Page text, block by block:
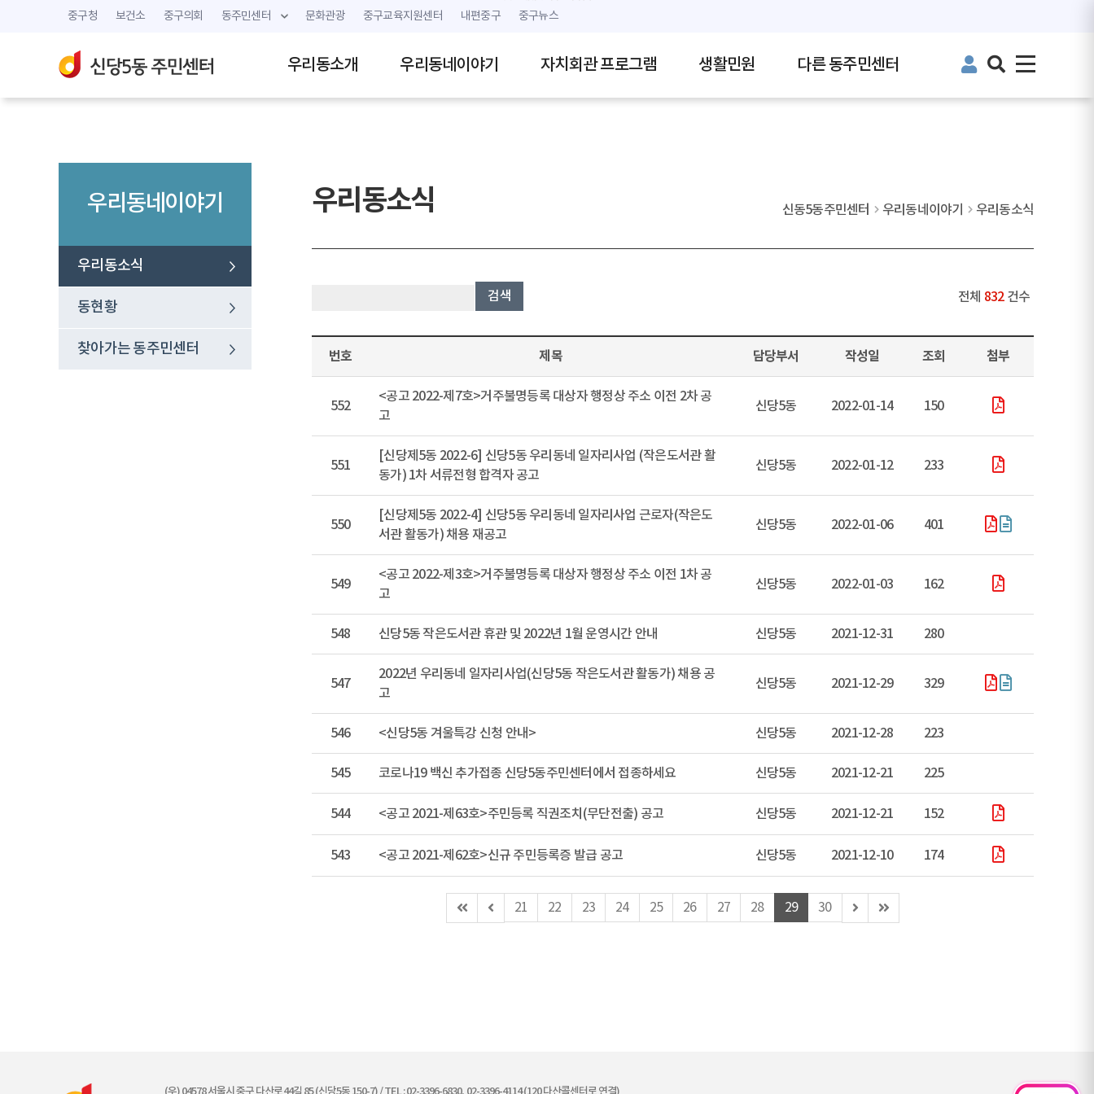
중구청 보건소 중구의회 동주민센터 문화관광 중구교육지원센터 내편중구 중구뉴스
우리동소개 우리동네이야기 자치회관 프로그램 생활민원 다른 동주민센터
우리동네이야기
우리동소식
동현황
찾아가는 동주민센터
우리동소식 신동5동주민센터 우리동네이야기 우리동소식
검색 전체 832건수
번호 제목 담당부서 작성일 조회 첨부
552
<공고 2022-제7호>거주불명등록 대상자 행정상 주소 이전 2차 공
고
신당5동 2022-01-14 150
551
[신당제5동 2022-6] 신당5동 우리동네 일자리사업 (작은도서관 활
동가) 1차 서류전형 합격자 공고
신당5동 2022-01-12 233
550
[신당제5동 2022-4] 신당5동 우리동네 일자리사업 근로자(작은도
서관 활동가) 채용 재공고
신당5동 2022-01-06 401
549
<공고 2022-제3호>거주불명등록 대상자 행정상 주소 이전 1차 공
고
신당5동 2022-01-03 162
548 신당5동 작은도서관 휴관 및 2022년 1월 운영시간 안내 신당5동 2021-12-31 280
547
2022년 우리동네 일자리사업(신당5동 작은도서관 활동가) 채용 공
고
신당5동 2021-12-29 329
546 <신당5동 겨울특강 신청 안내> 신당5동 2021-12-28 223
545 코로나19 백신 추가접종 신당5동주민센터에서 접종하세요 신당5동 2021-12-21 225
544 <공고 2021-제63호>주민등록 직권조치(무단전출) 공고 신당5동 2021-12-21 152
543 <공고 2021-제62호>신규 주민등록증 발급 공고 신당5동 2021-12-10 174
첫
페
이
전
21 22 23 24 25 26 27 28 29 30
다
음
마
지